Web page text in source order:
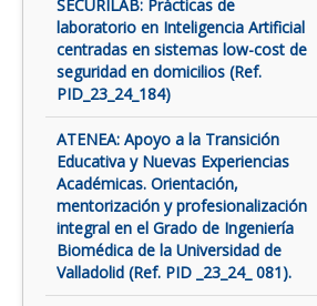
SECURILAB: Prácticas de
laboratorio en Inteligencia Artificial
centradas en sistemas low-cost de
seguridad en domicilios (Ref.
PID_23_24_184)
ATENEA: Apoyo a la Transición
Educativa y Nuevas Experiencias
Académicas. Orientación,
mentorización y profesionalización
integral en el Grado de Ingeniería
Biomédica de la Universidad de
Valladolid (Ref. PID _23_24_ 081).